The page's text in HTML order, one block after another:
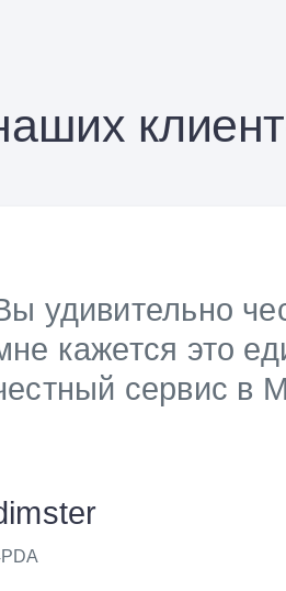
удивительно
кажется это
сервис в